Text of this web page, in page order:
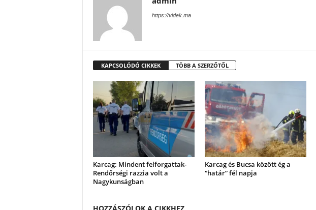
https://videk.ma
KAPCSOLÓDÓ CIKKEK TÖBB A SZERZŐTŐL
Karcag: Mindent felforgattak-
Rendőrségi razzia volt a
Nagykunságban
Karcag és Bucsa között ég a
“határ” fél napja